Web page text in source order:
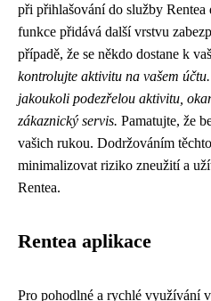
při přihlašování do služby
funkce přidává další vrstvu
případě, že se někdo dostane k
kontrolujte aktivitu na vašem
jakoukoli podezřelou aktivitu,
zákaznický servis. Pamatujte, že
vašich rukou. Dodržováním
minimalizovat riziko zneužití a
Rentea.
Rentea aplikace
Pro pohodlné a rychlé využívání